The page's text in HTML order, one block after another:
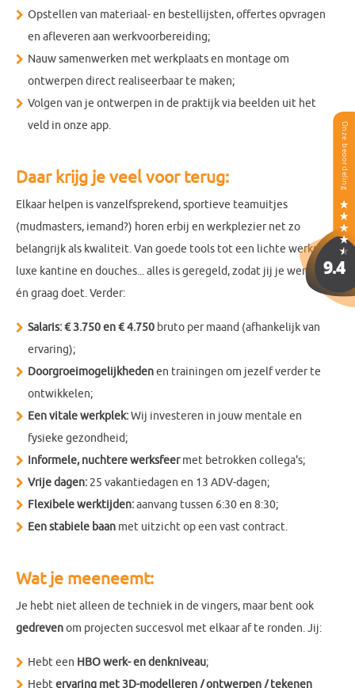
Opstellen van materiaal- en bestellijsten, offertes opvragen
en afleveren aan werkvoorbereiding;
Nauw samenwerken met werkplaats en montage om
ontwerpen direct realiseerbaar te maken;
Volgen van je ontwerpen in de praktijk via beelden uit het
veld in onze app.
Daar krijg je veel voor terug:
Elkaar helpen is vanzelfsprekend, sportieve teamuitjes
(mudmasters, iemand?) horen erbij en werkplezier net zo
belangrijk als kwaliteit. Van goede tools tot een lichte werkplek,
luxe kantine en douches... alles is geregeld, zodat jij je werk goed
én graag doet. Verder:
Salaris:€ 3.750 en € 4.750 bruto per maand (afhankelijk van
ervaring);
Doorgroeimogelijkhedenen trainingen om jezelf verder te
ontwikkelen;
Een vitale werkplek:Wij investeren in jouw mentale en
fysieke gezondheid;
Informele, nuchtere werksfeermet betrokken collega's;
Vrije dagen: 25 vakantiedagen en 13 ADV-dagen;
Flexibele werktijden:aanvang tussen 6:30 en 8:30;
Een stabiele baan met uitzicht op een vast contract.
Wat je meeneemt:
Je hebt niet alleen de techniek in de vingers, maar bent ook
gedrevenom projecten succesvol met elkaar af te ronden. Jij:
Hebt een HBO werk- en denkniveau;
Hebtervaring met 3D-modelleren / ontwerpen / tekenen